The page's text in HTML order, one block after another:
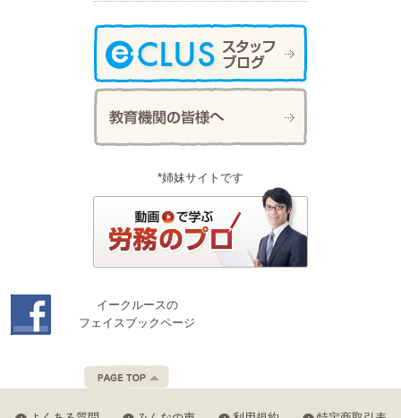
*姉妹サイトです
イークルースの
フェイスブックページ